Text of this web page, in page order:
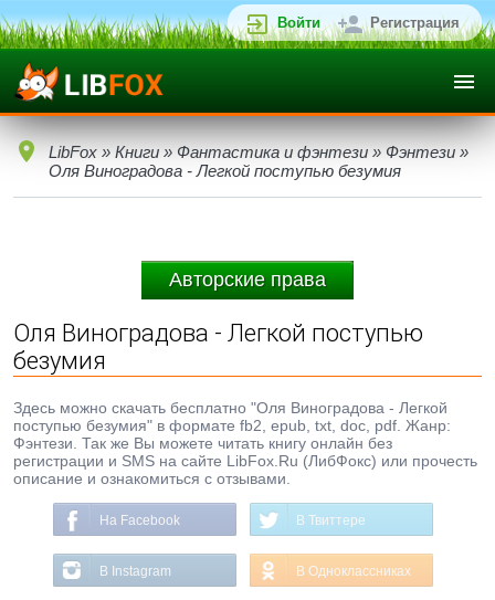
Войти Регистрация
LibFox » Книги » Фантастика и фэнтези » Фэнтези »
Оля Виноградова - Легкой поступью безумия
Авторские права
Оля Виноградова - Легкой поступью
безумия
Здесь можно скачать бесплатно "Оля Виноградова - Легкой
поступью безумия" в формате fb2, epub, txt, doc, pdf. Жанр:
Фэнтези. Так же Вы можете читать книгу онлайн без
регистрации и SMS на сайте LibFox.Ru (ЛибФокс) или прочесть
описание и ознакомиться с отзывами.
На Facebook В Твиттере
В Instagram В Одноклассниках